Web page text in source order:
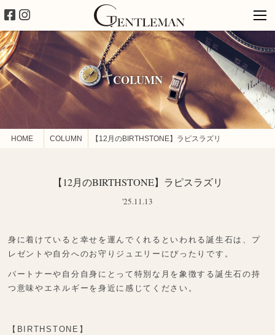
COLUMN
HOME COLUMN 【12月のBIRTHSTONE】ラピスラズリ
【12月のBIRTHSTONE】ラピスラズリ
'25.11.13
身に着けていると幸せを運んでくれるといわれる誕生石は、プ
レゼントや自分へのお守りジュエリーにぴったりです。
パートナーや自分自身にとって特別な月を象徴する誕生石の持
つ意味やエネルギーを身近に感じてください。
【BIRTHSTONE】